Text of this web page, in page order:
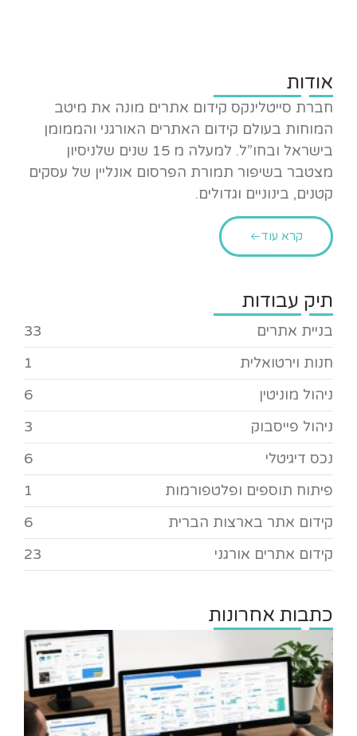
אודות
חברת סייטלינקס קידום אתרים מונה את מיטב
המוחות בעולם קידום האתרים האורגני והממומן
בישראל ובחו”ל. למעלה מ 15 שנים שלניסיון
מצטבר בשיפור תמורת הפרסום אונליין של עסקים
קטנים, בינוניים וגדולים.
קרא עוד
תיק עבודות
בניית אתרים
33
חנות וירטואלית
1
ניהול מוניטין
6
ניהול פייסבוק
3
נכס דיגיטלי
6
פיתוח תוספים ופלטפורמות
1
קידום אתר בארצות הברית
6
קידום אתרים אורגני
23
כתבות אחרונות